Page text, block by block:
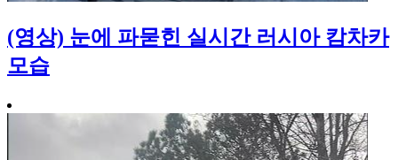
(영상) 눈에 파묻힌 실시간 러시아 캄차카
모습